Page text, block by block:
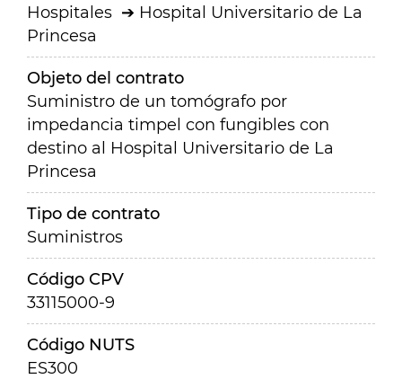
Hospitales
Hospital Universitario de La
Princesa
Objeto del contrato
Suministro de un tomógrafo por
impedancia timpel con fungibles con
destino al Hospital Universitario de La
Princesa
Tipo de contrato
Suministros
Código CPV
33115000-9
Código NUTS
ES300